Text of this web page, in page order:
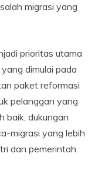
migrasi yang
prioritas utama
dimulai pada
paket reformasi
pelanggan yang
baik, dukungan
migrasi yang lebih
dan pemerintah